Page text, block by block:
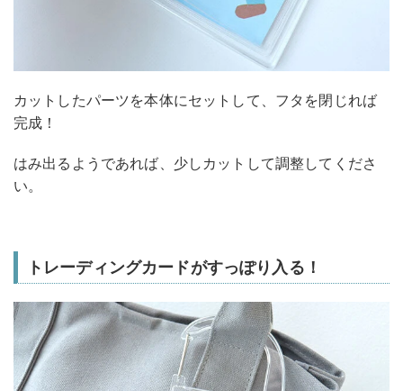
カットしたパーツを本体にセットして、フタを閉じれば
完成！
はみ出るようであれば、少しカットして調整してくださ
い。
トレーディングカードがすっぽり入る！